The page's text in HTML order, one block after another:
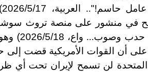
في منشور على منصة تروث
تأتي
أن القوات الأمريكية قضت إلى